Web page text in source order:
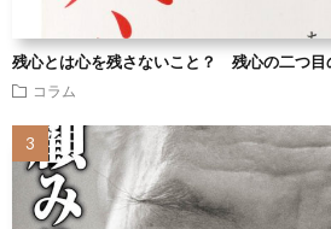
残心とは心を残さないこと？ 残心の二つ目
コラム